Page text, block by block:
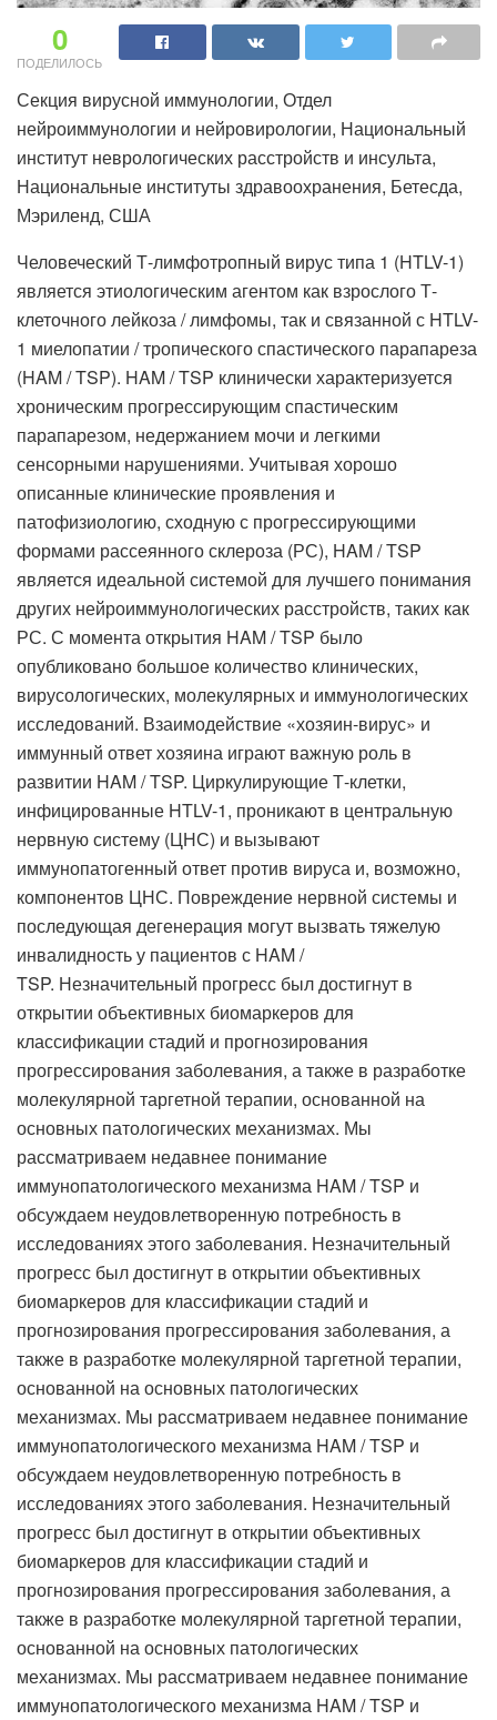
0
ПОДЕЛИЛОСЬ
Секция вирусной иммунологии, Отдел
нейроиммунологии и нейровирологии, Национальный
институт неврологических расстройств и инсульта,
Национальные институты здравоохранения, Бетесда,
Мэриленд, США
Человеческий Т-лимфотропный вирус типа 1 (HTLV-1)
является этиологическим агентом как взрослого Т-
клеточного лейкоза / лимфомы, так и связанной с HTLV-
1 миелопатии / тропического спастического парапареза
(HAM / TSP). HAM / TSP клинически характеризуется
хроническим прогрессирующим спастическим
парапарезом, недержанием мочи и легкими
сенсорными нарушениями. Учитывая хорошо
описанные клинические проявления и
патофизиологию, сходную с прогрессирующими
формами рассеянного склероза (РС), HAM / TSP
является идеальной системой для лучшего понимания
других нейроиммунологических расстройств, таких как
РС. С момента открытия HAM / TSP было
опубликовано большое количество клинических,
вирусологических, молекулярных и иммунологических
исследований. Взаимодействие «хозяин-вирус» и
иммунный ответ хозяина играют важную роль в
развитии HAM / TSP. Циркулирующие Т-клетки,
инфицированные HTLV-1, проникают в центральную
нервную систему (ЦНС) и вызывают
иммунопатогенный ответ против вируса и, возможно,
компонентов ЦНС. Повреждение нервной системы и
последующая дегенерация могут вызвать тяжелую
инвалидность у пациентов с HAM /
TSP. Незначительный прогресс был достигнут в
открытии объективных биомаркеров для
классификации стадий и прогнозирования
прогрессирования заболевания, а также в разработке
молекулярной таргетной терапии, основанной на
основных патологических механизмах. Мы
рассматриваем недавнее понимание
иммунопатологического механизма HAM / TSP и
обсуждаем неудовлетворенную потребность в
исследованиях этого заболевания. Незначительный
прогресс был достигнут в открытии объективных
биомаркеров для классификации стадий и
прогнозирования прогрессирования заболевания, а
также в разработке молекулярной таргетной терапии,
основанной на основных патологических
механизмах. Мы рассматриваем недавнее понимание
иммунопатологического механизма HAM / TSP и
обсуждаем неудовлетворенную потребность в
исследованиях этого заболевания. Незначительный
прогресс был достигнут в открытии объективных
биомаркеров для классификации стадий и
прогнозирования прогрессирования заболевания, а
также в разработке молекулярной таргетной терапии,
основанной на основных патологических
механизмах. Мы рассматриваем недавнее понимание
иммунопатологического механизма HAM / TSP и